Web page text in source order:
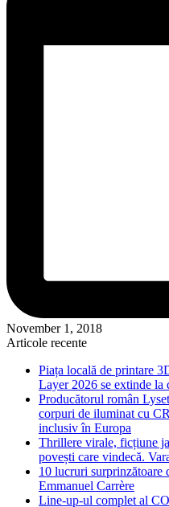
November 1, 2018
Articole recente
Piața locală de printare
Layer 2026 se extinde la
Producătorul român
corpuri de iluminat cu
inclusiv în Europa
Thrillere virale, ficțiune
povești care vindecă.
10 lucruri surprinzătoare
Emmanuel Carrère
Line-up-ul complet al